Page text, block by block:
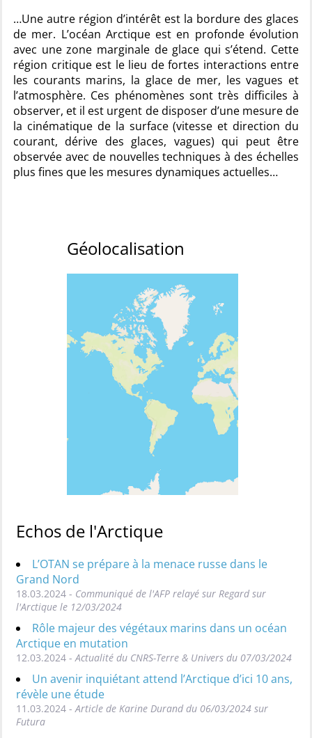
…Une autre région d’intérêt est la bordure des glaces
de mer. L’océan Arctique est en profonde évolution
avec une zone marginale de glace qui s’étend. Cette
région critique est le lieu de fortes interactions entre
les courants marins, la glace de mer, les vagues et
l’atmosphère. Ces phénomènes sont très difficiles à
observer, et il est urgent de disposer d’une mesure de
la cinématique de la surface (vitesse et direction du
courant, dérive des glaces, vagues) qui peut être
observée avec de nouvelles techniques à des échelles
plus fines que les mesures dynamiques actuelles…
Géolocalisation
Echos de l'Arctique
L’OTAN se prépare à la menace russe dans le
Grand Nord
18.03.2024 - Communiqué de l'AFP relayé sur Regard sur
l'Arctique le 12/03/2024
Rôle majeur des végétaux marins dans un océan
Arctique en mutation
12.03.2024 - Actualité du CNRS-Terre & Univers du 07/03/2024
Un avenir inquiétant attend l’Arctique d’ici 10 ans,
révèle une étude
11.03.2024 - Article de Karine Durand du 06/03/2024 sur
Futura